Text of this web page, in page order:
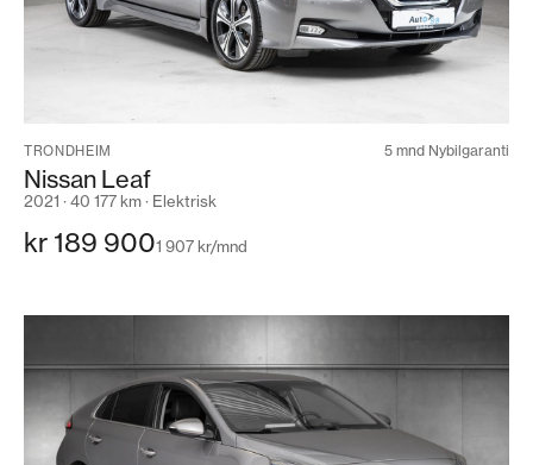
TRONDHEIM 5 mnd Nybilgaranti
Nissan Leaf
2021 · 40 177 km · Elektrisk
kr 189 9001 907 kr/mnd